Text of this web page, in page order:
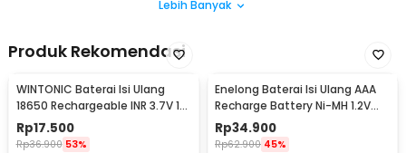
Lebih Banyak
Produk Rekomendasi
WINTONIC Baterai Isi Ulang
18650 Rechargeable INR 3.7V 1
PCS 2200mAh
Rp17.500
Rp36.900 53%
Enelong Baterai Isi Ulang AAA
Recharge Battery Ni-MH 1.2V
900mAh 4 PCS - HR4
Rp34.900
Rp62.900 45%